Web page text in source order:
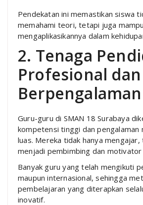
Pendekatan ini memastikan siswa
memahami teori, tetapi juga mampu
mengaplikasikannya dalam
2. Tenaga
Profesional dan
Berpengalaman
Guru-guru di SMAN 18 Surabaya
kompetensi tinggi dan pengalaman
luas. Mereka tidak hanya
menjadi pembimbing dan motivator
Banyak guru yang telah mengikuti
maupun internasional, sehingga
pembelajaran yang diterapkan
inovatif.